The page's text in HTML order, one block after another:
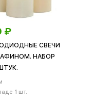
₽
СВЕЧИ
НАБОР
1 шт.